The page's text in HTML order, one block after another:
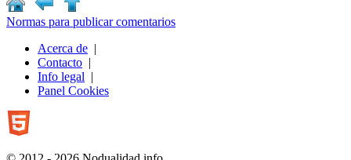
Normas para publicar comentarios
Acerca de |
Contacto |
Info legal |
Panel Cookies